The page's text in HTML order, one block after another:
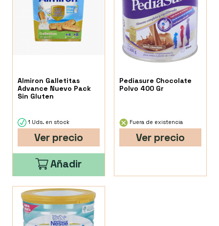
Almiron Galletitas
Advance Nuevo Pack
Sin Gluten
1 Uds. en stock
Ver precio
Añadir
Pediasure Chocolate
Polvo 400 Gr
Fuera de existencia
Ver precio